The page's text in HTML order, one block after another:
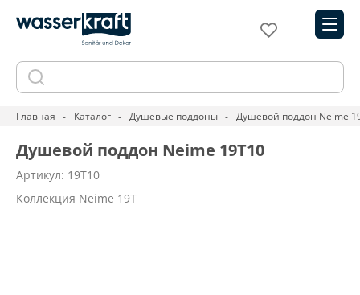
Главная Каталог Душевые поддоны Душевой поддон Neime
Душевой поддон Neime 19T10
Артикул: 19T10
Коллекция Neime 19T